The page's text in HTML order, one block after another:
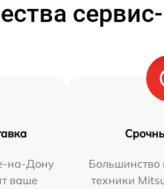
на-Дону
ваше
Большинство
техники